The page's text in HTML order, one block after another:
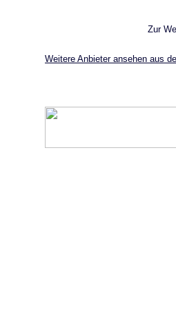
Zur
Weitere Anbieter ansehen aus